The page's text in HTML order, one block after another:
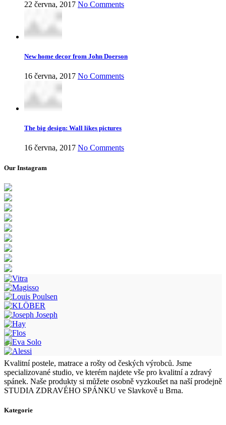
22 června, 2017 No Comments
New home decor from John Doerson
16 června, 2017 No Comments
The big design: Wall likes pictures
16 června, 2017 No Comments
Our Instagram
Kvalitní postele, matrace a rošty od českých výrobců. Jsme
specializované studio, ve kterém najdete vše pro kvalitní a zdravý
spánek. Naše produkty si můžete osobně vyzkoušet na naší prodejně
STUDIA ZDRAVÉHO SPÁNKU ve Slavkově u Brna.
Kategorie